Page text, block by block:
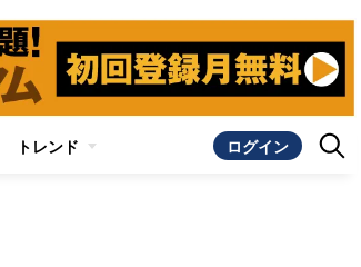
トレンド ログイン